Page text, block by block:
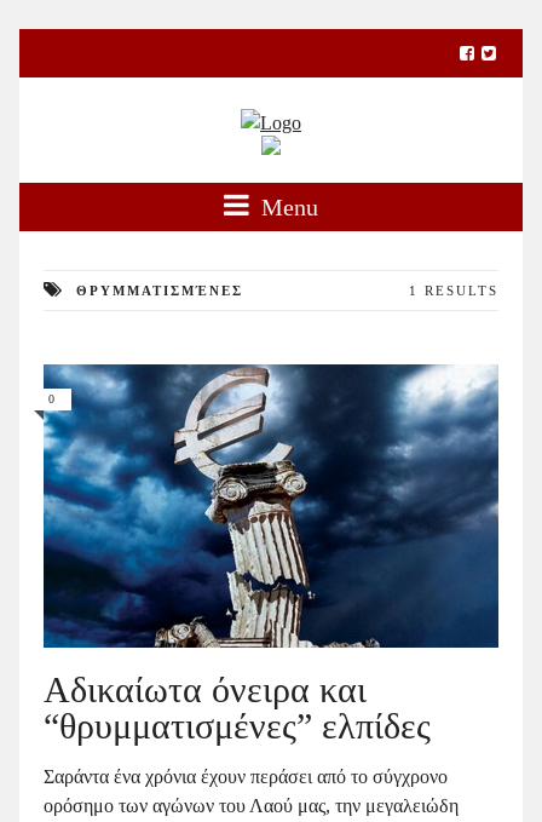
Menu
ΘΡΥΜΜΑΤΙΣΜΈΝΕΣ 1 RESULTS
0
Αδικαίωτα όνειρα και
“θρυμματισμένες” ελπίδες
Σαράντα ένα χρόνια έχουν περάσει από το σύγχρονο
ορόσημο των αγώνων του Λαού μας, την μεγαλειώδη